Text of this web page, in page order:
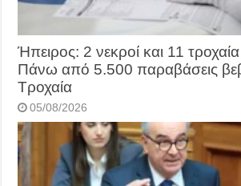
Ήπειρος: 2 νεκροί και 11
Πάνω από 5.500 παραβάσεις
Τροχαία
05/08/2026